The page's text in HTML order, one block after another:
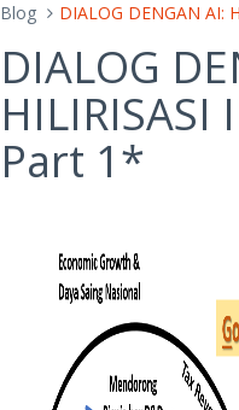
Blog DIALOG DENGAN AI:
DIALOG
HILIRISASI
Part 1*